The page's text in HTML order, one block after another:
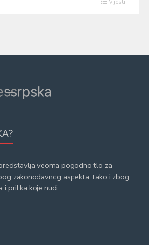
Vijesti
veoma pogodno tlo za
zakonodavnog aspekta, tako i zbog
prilika koje nudi.